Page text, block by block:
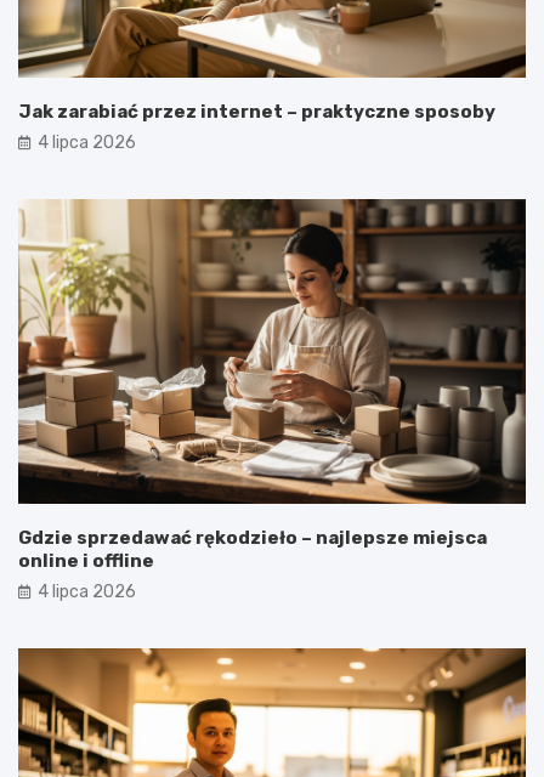
Jak zarabiać przez internet – praktyczne sposoby
4 lipca 2026
Gdzie sprzedawać rękodzieło – najlepsze miejsca
online i offline
4 lipca 2026